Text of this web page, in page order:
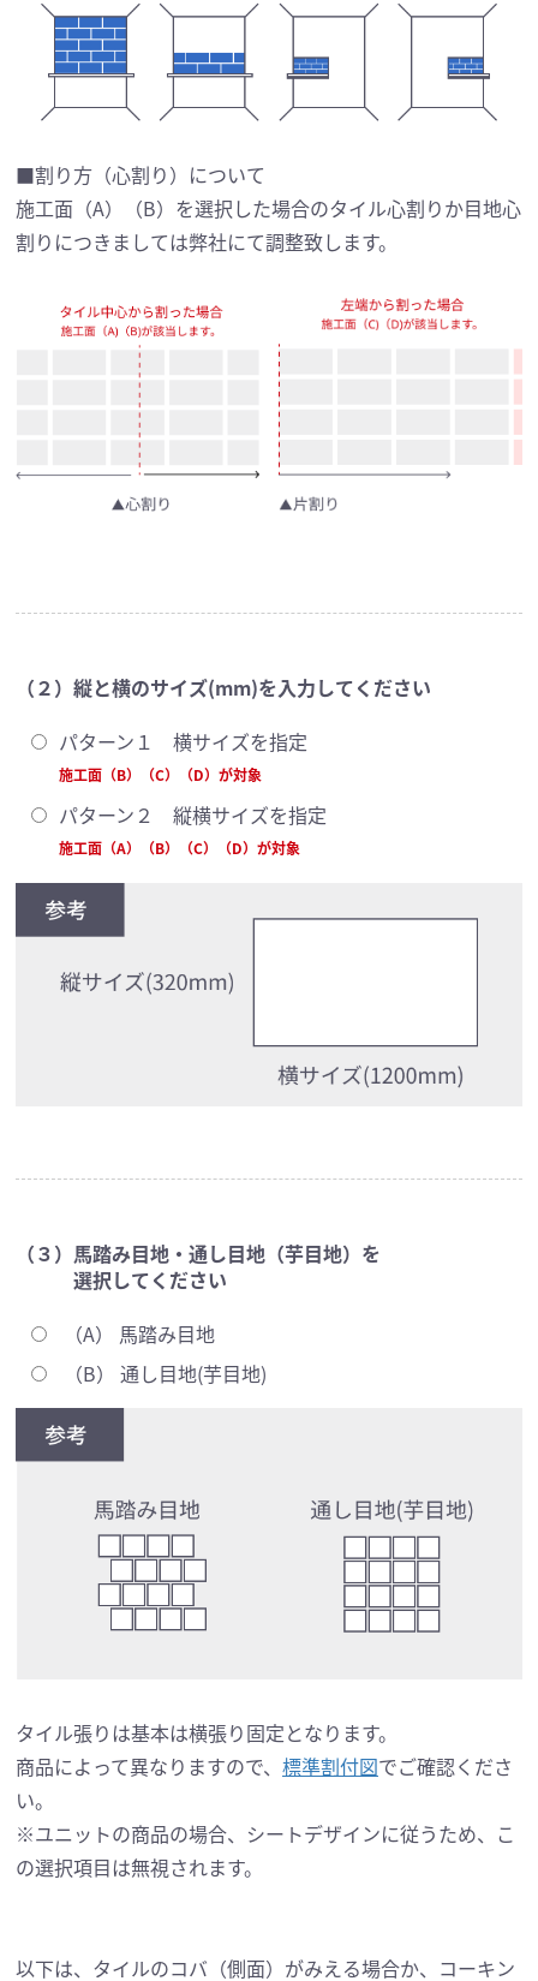
■割り方（心割り）について
施工面（A）（B）を選択した場合のタイル心割りか目地心
割りにつきましては弊社にて調整致します。
（２）縦と横のサイズ(mm)を入力してください
パターン１ 横サイズを指定
施工面（B）（C）（D）が対象
パターン２ 縦横サイズを指定
施工面（A）（B）（C）（D）が対象
（３）馬踏み目地・通し目地（芋目地）を
選択してください
（A） 馬踏み目地
（B） 通し目地(芋目地)
タイル張りは基本は横張り固定となります。
商品によって異なりますので、 標準割付図でご確認くださ
い。
※ユニットの商品の場合、シートデザインに従うため、こ
の選択項目は無視されます。
以下は、タイルのコバ（側面）がみえる場合か、コーキン